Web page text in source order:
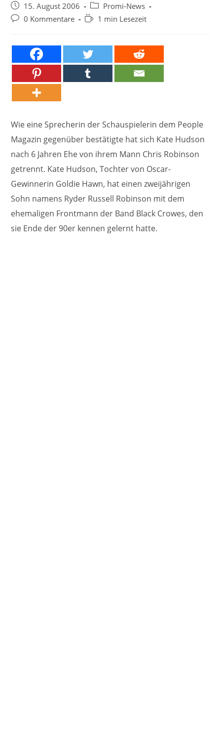
Beitrag
veröffentlicht:
15. August 2006
Beitrags-
Kategorie:
Promi-News
Beitrags-
0 Kommentare Lesedauer:
1 min Lesezeit
Wie eine Sprecherin der Schauspielerin dem People
Magazin gegenüber bestätigte hat sich Kate Hudson
nach 6 Jahren Ehe von ihrem Mann Chris Robinson
getrennt. Kate Hudson, Tochter von Oscar-
Gewinnerin Goldie Hawn, hat einen zweijährigen
Sohn namens Ryder Russell Robinson mit dem
ehemaligen Frontmann der Band Black Crowes, den
sie Ende der 90er kennen gelernt hatte.